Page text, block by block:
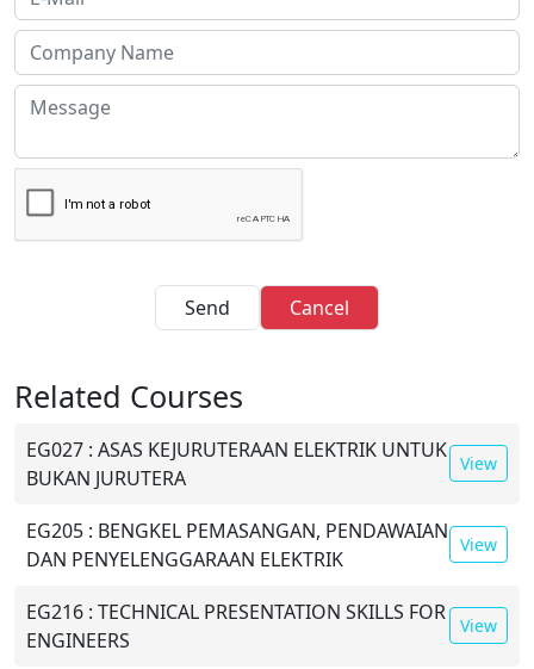
Send Cancel
Related Courses
EG027 : ASAS KEJURUTERAAN ELEKTRIK UNTUK
BUKAN JURUTERA
View
EG205 : BENGKEL PEMASANGAN, PENDAWAIAN
DAN PENYELENGGARAAN ELEKTRIK
View
EG216 : TECHNICAL PRESENTATION SKILLS FOR
ENGINEERS
View